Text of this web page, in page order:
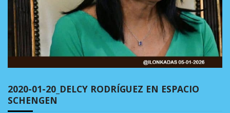
2020-01-20_DELCY RODRÍGUEZ EN ESPACIO
SCHENGEN